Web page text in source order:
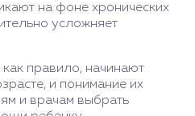
на фоне хронических
усложняет
как правило, начинают
и понимание их
и врачам выбрать